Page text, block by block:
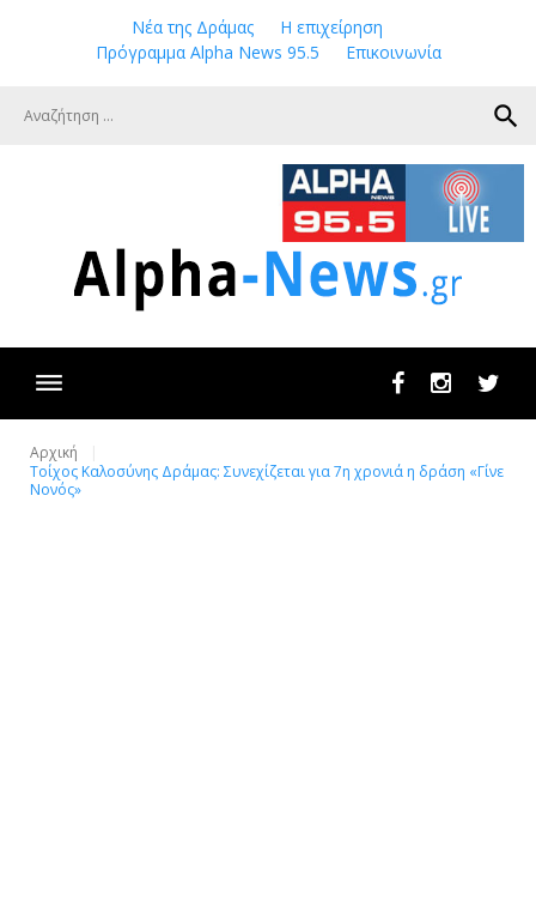
Νέα της Δράμας
Η επιχείρηση
Πρόγραμμα Alpha News 95.5
Επικοινωνία
search
FacebookInstagram
Αρχική
Τοίχος Καλοσύνης Δράμας: Συνεχίζεται για 7η χρονιά η δράση «Γίνε
Νονός»